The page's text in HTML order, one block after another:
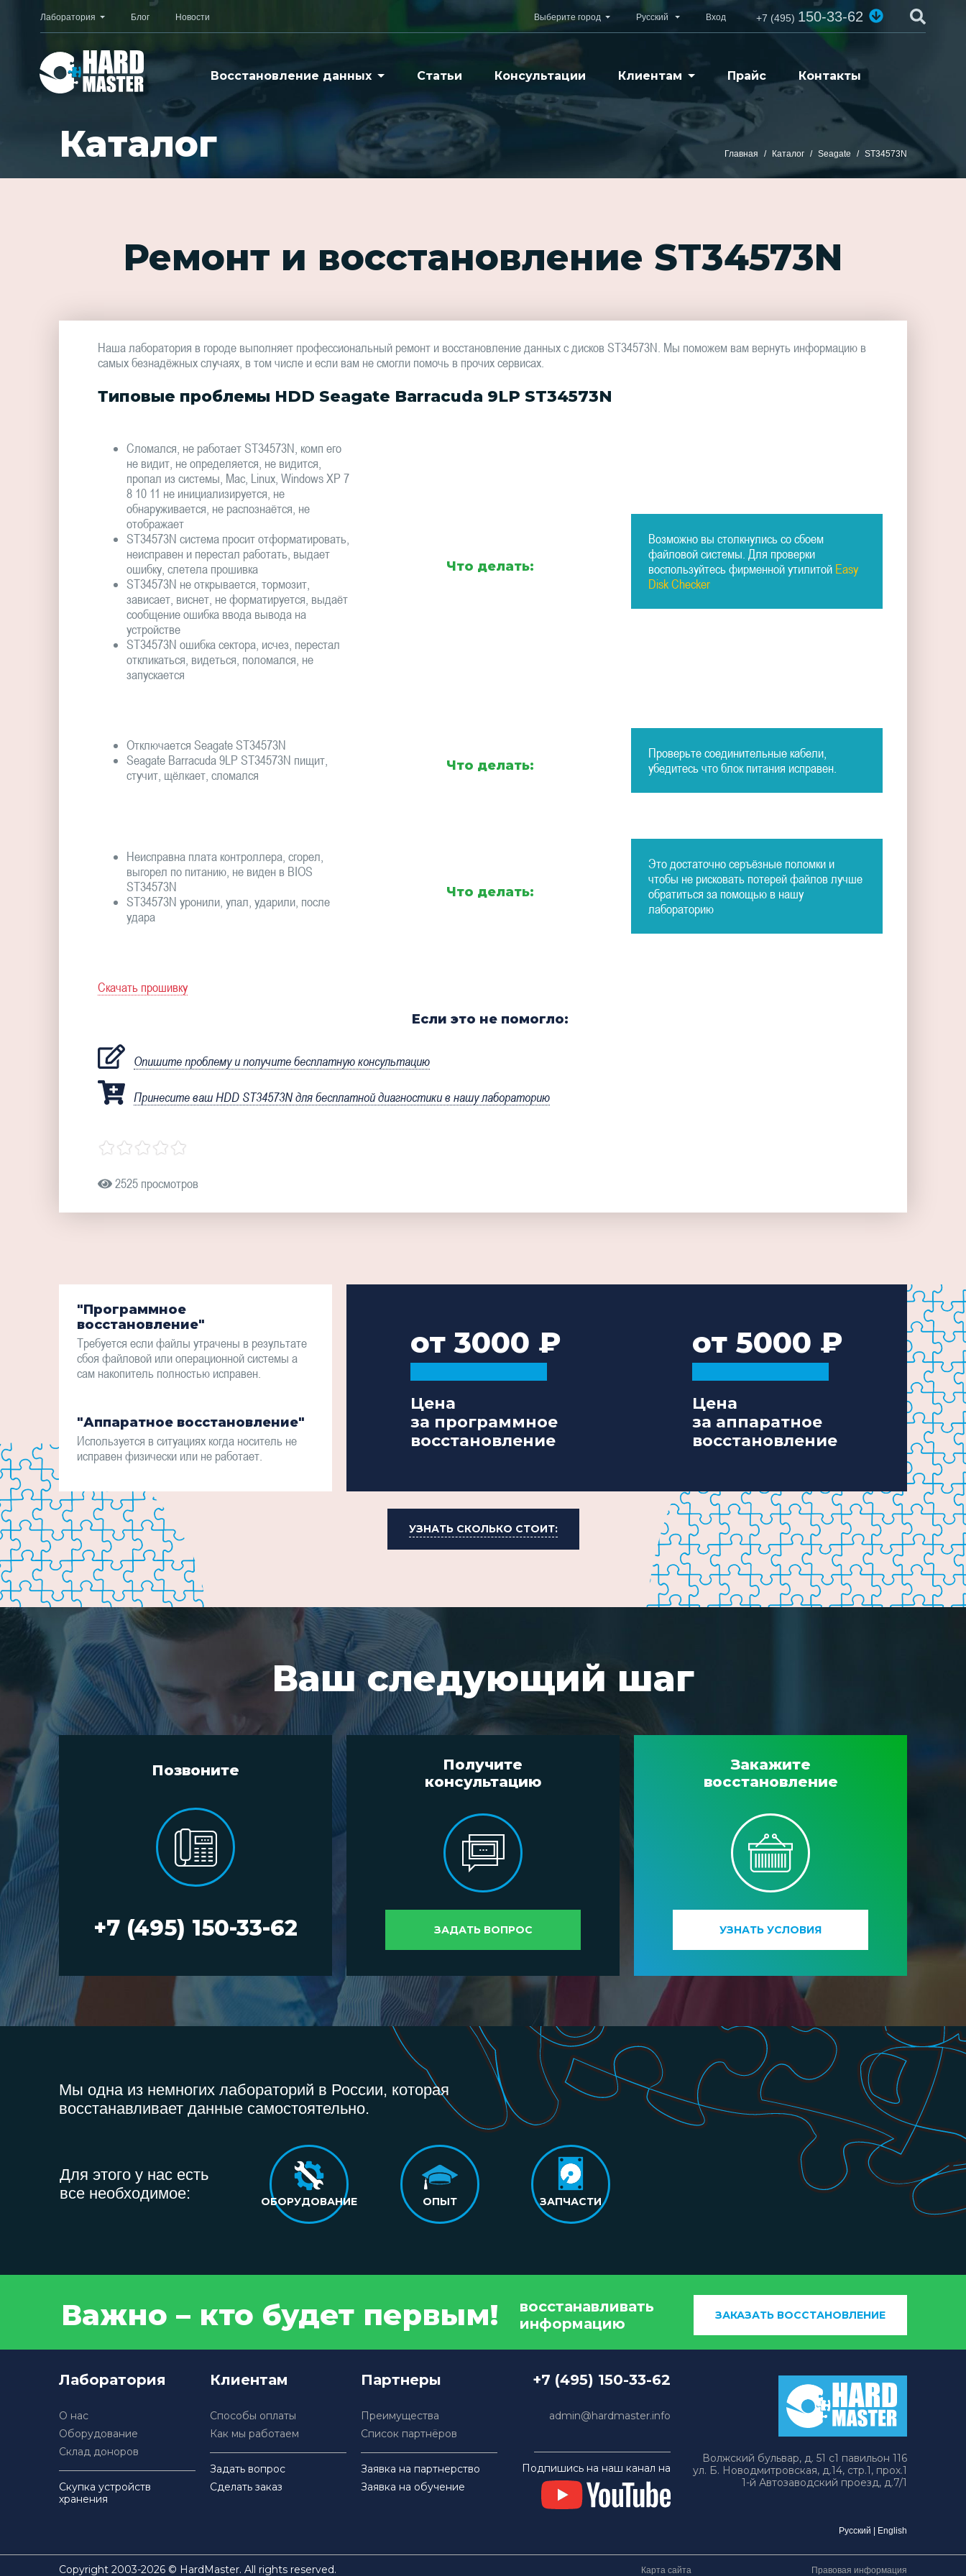
Восстановление данных Статьи Консультации Клиентам Прайс Контакты
Лаборатория Блог Новости Выберите город Русский Вход +7 (495)150-33-62
Каталог Главная Каталог Seagate ST34573N
Ремонт и восстановление ST34573N
Наша лаборатория в городе выполняет профессиональный ремонт и восстановление данных с дисков ST34573N. Мы поможем вам вернуть информацию в
самых безнадёжных случаях, в том числе и если вам не смогли помочь в прочих сервисах.
Типовые проблемы HDD Seagate Barracuda 9LP ST34573N
Сломался, не работает ST34573N, комп его
не видит, не определяется, не видится,
пропал из системы, Mac, Linux, Windows XP 7
8 10 11 не инициализируется, не
обнаруживается, не распознаётся, не
отображает
ST34573N система просит отформатировать,
неисправен и перестал работать, выдает
ошибку, слетела прошивка
ST34573N не открывается, тормозит,
зависает, виснет, не форматируется, выдаёт
сообщение ошибка ввода вывода на
устройстве
ST34573N ошибка сектора, исчез, перестал
откликаться, видеться, поломался, не
запускается
Что делать:
Возможно вы столкнулись со сбоем
файловой системы. Для проверки
воспользуйтесь фирменной утилитой Easy
Disk Checker
Отключается Seagate ST34573N
Seagate Barracuda 9LP ST34573N пищит,
стучит, щёлкает, сломался
Что делать:
Проверьте соединительные кабели,
убедитесь что блок питания исправен.
Неисправна плата контроллера, сгорел,
выгорел по питанию, не виден в BIOS
ST34573N
ST34573N уронили, упал, ударили, после
удара
Что делать:
Это достаточно серъёзные поломки и
чтобы не рисковать потерей файлов лучше
обратиться за помощью в нашу
лабораторию
Скачать прошивку
Если это не помогло:
Опишите проблему и получите бесплатную консультацию
Принесите ваш HDD ST34573N для бесплатной диагностики в нашу лабораторию
2525 просмотров
"Программное
восстановление"
Требуется если файлы утрачены в результате
сбоя файловой или операционной системы а
сам накопитель полностью исправен.
"Аппаратное восстановление"
Используется в ситуациях когда носитель не
исправен физически или не работает.
от 3000
Цена
за программное
восстановление
от 5000
Цена
за аппаратное
восстановление
УЗНАТЬ СКОЛЬКО СТОИТ:
Ваш следующий шаг
Позвоните
+7 (495) 150-33-62
Получите
консультацию
ЗАДАТЬ ВОПРОС
Закажите
восстановление
УЗНАТЬ УСЛОВИЯ
Мы одна из немногих лабораторий в России, которая
восстанавливает данные самостоятельно.
Для этого у нас есть
все необходимое:
ОБОРУДОВАНИЕ ОПЫТ ЗАПЧАСТИ
Важно – кто будет первым!
восстанавливать
информацию
ЗАКАЗАТЬ ВОССТАНОВЛЕНИЕ
Лаборатория
О нас
Оборудование
Склад доноров
Скупка устройств
хранения
Клиентам
Способы оплаты
Как мы работаем
Задать вопрос
Сделать заказ
Партнеры
Преимущества
Список партнёров
Заявка на партнерство
Заявка на обучение
+7 (495) 150-33-62
admin@hardmaster.info
Подпишись на наш канал на
Волжский бульвар, д. 51 с1 павильон 116
ул. Б. Новодмитровская, д.14, стр.1, прох.1
1-й Автозаводский проезд, д.7/1
Русский English
Copyright 2003-2026 © HardMaster. All rights reserved. Карта сайта Правовая информация